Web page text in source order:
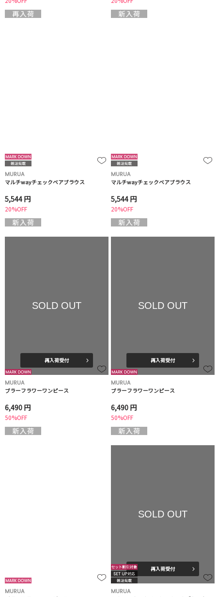
MURUA
マルチwayチェックベアブラウス
5,544 円
20%OFF
MURUA
マルチwayチェックベアブラウス
5,544 円
20%OFF
SOLD OUT
再入荷受付
MURUA
ブラーフラワーワンピース
6,490 円
50%OFF
SOLD OUT
再入荷受付
MURUA
ブラーフラワーワンピース
6,490 円
50%OFF
MURUA
SOLD OUT
再入荷受付
MURUA